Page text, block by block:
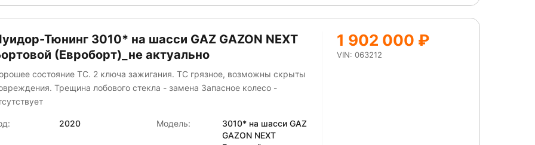
Тюнинг 3010* на шасси GAZ GAZON NEXT
(Евроборт)_не актуально
состояние ТС. 2 ключа зажигания. ТС грязное, возможны скрыты
Трещина лобового стекла - замена Запасное колесо -
2020 Модель:
3010* на шасси GAZ
GAZON NEXT
1 902 000 ₽
VIN: 063212